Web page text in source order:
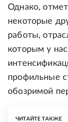
Однако,
некоторые
работы,
которым у
профильные
обозримой
ЧИТАЙТЕ ТАКЖЕ